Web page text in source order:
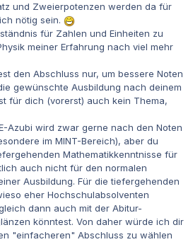
und Zweierpotenzen werden da für
nötig sein.
für Zahlen und Einheiten zu
meiner Erfahrung nach viel mehr
den Abschluss nur, um bessere Noten
gewünschte Ausbildung nach deinem
für dich (vorerst) auch kein Thema,
Azubi wird zwar gerne nach den Noten
im MINT-Bereich), aber du
Mathematikkenntnisse für
auch nicht für den normalen
Ausbildung. Für die tiefergehenden
eher Hochschulabsolventen
dann auch mit der Abitur-
könntest. Von daher würde ich dir
"einfacheren" Abschluss zu wählen